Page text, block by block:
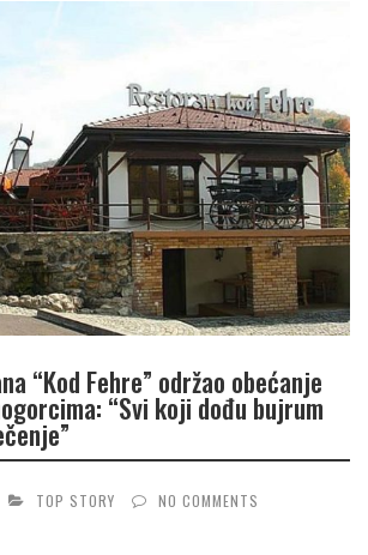
“Kod Fehre” održao obećanje
“Svi koji dođu bujrum
TOP STORY NO COMMENTS